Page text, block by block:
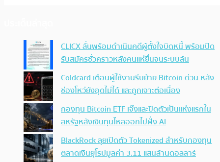
CLICX ลั่นพร้อมดำเนินคดีผู้ตั้งใจบิดหนี้ พร้อมปิด
รับสมัครชั่วคราวหลังคนแห่ยื่นจนระบบล้น
Coldcard เตือนผู้ใช้งานรีบย้าย Bitcoin ด่วน หลัง
ช่องโหว่ยังอุดไม่ได้ และถูกเจาะต่อเนื่อง
กองทุน Bitcoin ETF เจ๊งและปิดตัวเป็นแห่งแรกใน
สหรัฐหลังเงินทุนไหลออกไปฝั่ง AI
BlackRock ลุยเปิดตัว Tokenized สำหรับกองทุน
ตลาดเงินยุโรปมูลค่า 3.11 แสนล้านดอลลาร์